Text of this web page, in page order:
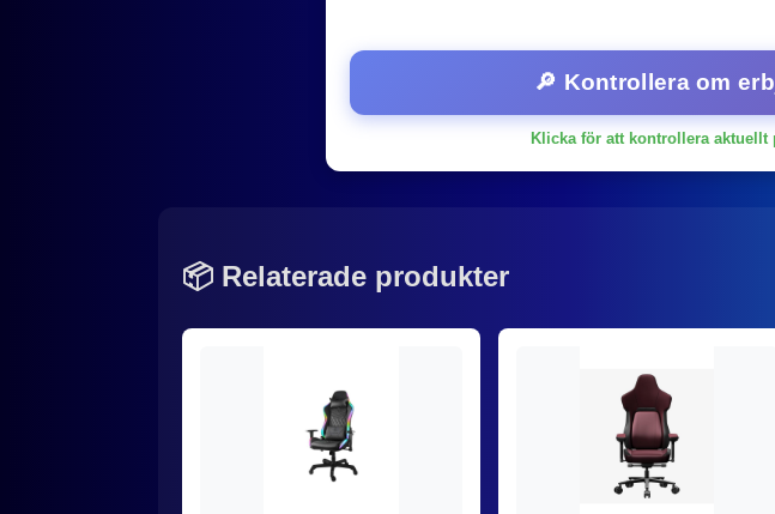
🔎 Kontrollera om
Klicka för att kontrollera
📦 Relaterade produkter